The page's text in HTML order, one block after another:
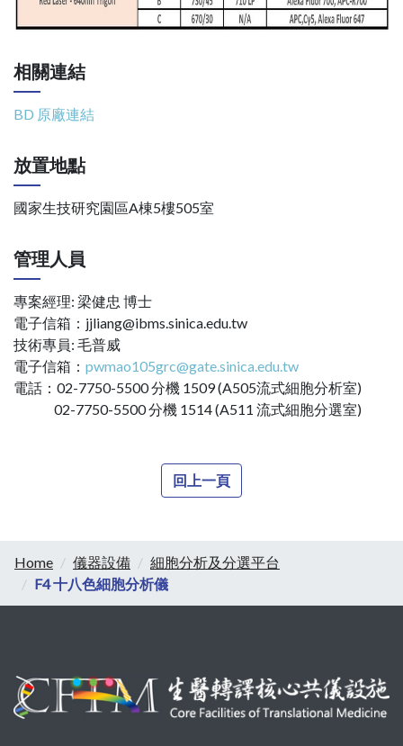
相關連結
BD 原廠連結
放置地點
國家生技研究園區A棟5樓505室
管理人員
專案經理: 梁健忠 博士
電子信箱：jjliang@ibms.sinica.edu.tw
技術專員: 毛普威
電子信箱： pwmao105grc@gate.sinica.edu.tw
電話：02-7750-5500 分機 1509 (A505流式細胞分析室)
02-7750-5500 分機 1514 (A511 流式細胞分選室)
回上一頁
Home 儀器設備
細胞分析及分選平台
F4 十八色細胞分析儀